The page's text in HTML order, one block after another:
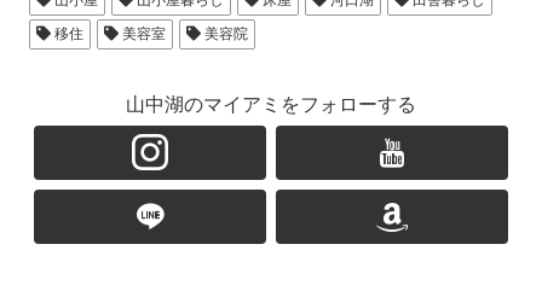
移住
美容室 美容院
山中湖のマイアミをフォローする